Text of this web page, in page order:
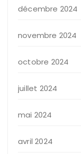
décembre 2024
novembre 2024
octobre 2024
juillet 2024
mai 2024
avril 2024